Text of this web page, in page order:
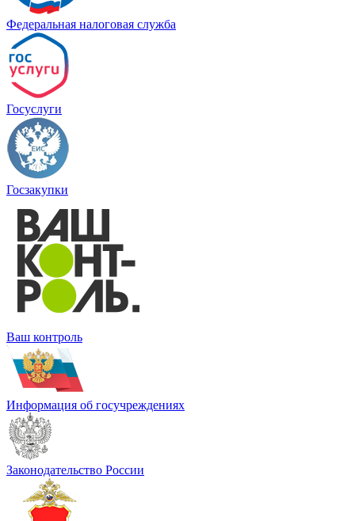
Федеральная налоговая служба
Госуслуги
Госзакупки
Ваш контроль
Информация об госучреждениях
Законодательство России